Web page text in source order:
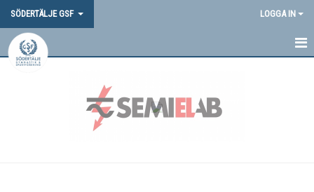
SÖDERTÄLJE GSF LOGGA IN